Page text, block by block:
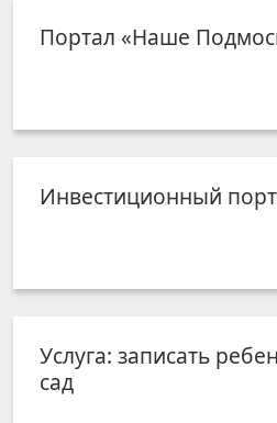
Портал «Наше
Инвестиционный
Услуга: записать
сад